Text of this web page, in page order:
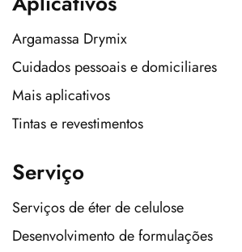
Argamassa Drymix
Cuidados pessoais e domiciliares
Mais aplicativos
Tintas e revestimentos
Serviço
Serviços de éter de celulose
Desenvolvimento de formulações